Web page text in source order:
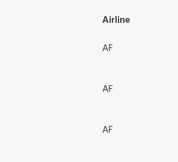
Airline
AF
AF
AF